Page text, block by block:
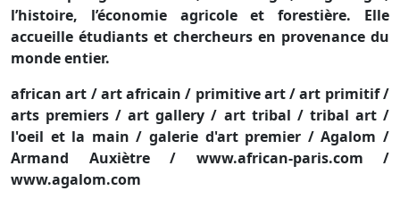
l’histoire, l’économie agricole et forestière. Elle
accueille étudiants et chercheurs en provenance du
monde entier.
african art / art africain / primitive art / art primitif /
arts premiers / art gallery / art tribal / tribal art /
l'oeil et la main / galerie d'art premier / Agalom /
Armand Auxiètre / www.african-paris.com /
www.agalom.com